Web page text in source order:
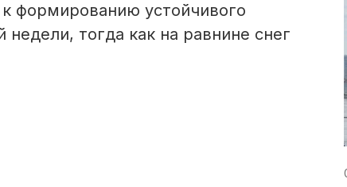
формированию устойчивого
тогда как на равнине снег